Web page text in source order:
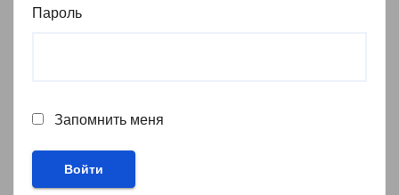
Пароль
Запомнить меня